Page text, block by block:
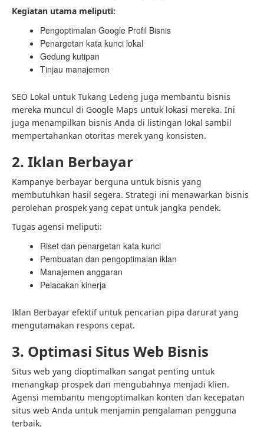
Kegiatan utama meliputi:
Pengoptimalan Google Profil Bisnis
Penargetan kata kunci lokal
Gedung kutipan
Tinjau manajemen
SEO Lokal untuk Tukang Ledeng juga membantu bisnis
mereka muncul di Google Maps untuk lokasi mereka. Ini
juga menampilkan bisnis Anda di listingan lokal sambil
mempertahankan otoritas merek yang konsisten.
2. Iklan Berbayar
Kampanye berbayar berguna untuk bisnis yang
membutuhkan hasil segera. Strategi ini menawarkan bisnis
perolehan prospek yang cepat untuk jangka pendek.
Tugas agensi meliputi:
Riset dan penargetan kata kunci
Pembuatan dan pengoptimalan iklan
Manajemen anggaran
Pelacakan kinerja
Iklan Berbayar efektif untuk pencarian pipa darurat yang
mengutamakan respons cepat.
3. Optimasi Situs Web Bisnis
Situs web yang dioptimalkan sangat penting untuk
menangkap prospek dan mengubahnya menjadi klien.
Agensi membantu mengoptimalkan konten dan kecepatan
situs web Anda untuk menjamin pengalaman pengguna
terbaik.